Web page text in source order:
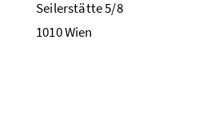
Seilerstätte 5/8
1010 Wien